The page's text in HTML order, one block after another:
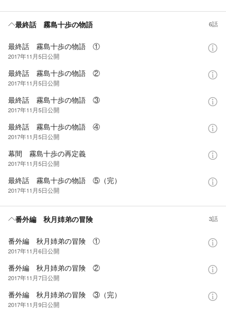
最終話 霧島十歩の物語 6話
最終話 霧島十歩の物語 ①
2017年11月5日公開
最終話 霧島十歩の物語 ②
2017年11月5日公開
最終話 霧島十歩の物語 ③
2017年11月5日公開
最終話 霧島十歩の物語 ④
2017年11月5日公開
幕間 霧島十歩の再定義
2017年11月5日公開
最終話 霧島十歩の物語 ⑤（完）
2017年11月5日公開
番外編 秋月姉弟の冒険 3話
番外編 秋月姉弟の冒険 ①
2017年11月6日公開
番外編 秋月姉弟の冒険 ②
2017年11月7日公開
番外編 秋月姉弟の冒険 ③（完）
2017年11月9日公開